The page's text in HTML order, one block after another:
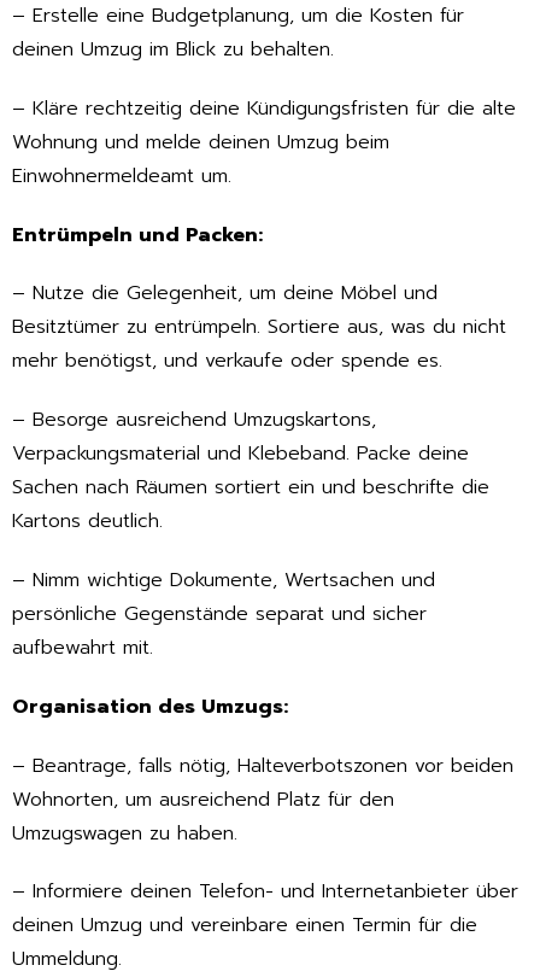
– Erstelle eine Budgetplanung, um die Kosten für
deinen Umzug im Blick zu behalten.
– Kläre rechtzeitig deine Kündigungsfristen für die alte
Wohnung und melde deinen Umzug beim
Einwohnermeldeamt um.
Entrümpeln und Packen:
– Nutze die Gelegenheit, um deine Möbel und
Besitztümer zu entrümpeln. Sortiere aus, was du nicht
mehr benötigst, und verkaufe oder spende es.
– Besorge ausreichend Umzugskartons,
Verpackungsmaterial und Klebeband. Packe deine
Sachen nach Räumen sortiert ein und beschrifte die
Kartons deutlich.
– Nimm wichtige Dokumente, Wertsachen und
persönliche Gegenstände separat und sicher
aufbewahrt mit.
Organisation des Umzugs:
– Beantrage, falls nötig, Halteverbotszonen vor beiden
Wohnorten, um ausreichend Platz für den
Umzugswagen zu haben.
– Informiere deinen Telefon- und Internetanbieter über
deinen Umzug und vereinbare einen Termin für die
Ummeldung.